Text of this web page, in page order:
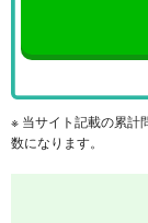
※ 当サイト記載の累計
数になります。